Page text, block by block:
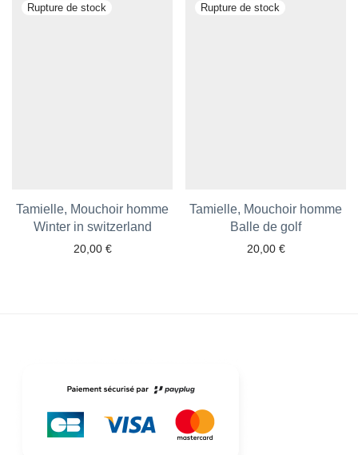
Tamielle, Mouchoir homme
Winter in switzerland
20,00 €
Tamielle, Mouchoir homme
Balle de golf
20,00 €